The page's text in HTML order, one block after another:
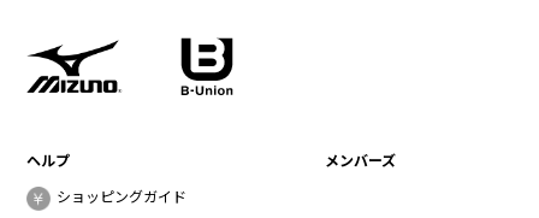
ヘルプ
ショッピングガイド
メンバーズ